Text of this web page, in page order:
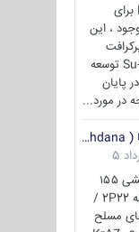
بسم ا... کروز Kh-71K برای
، این
(OAK) به طور خاص برای Su-57 توسعه
پایان
هویتزر چرخدار 2اس22 بوهدانا ( wheeled howitzer 2S22 Bohdana )
5
بسم ا... هویتزر کششی ۱۵۵
میلی‌متری Bogdana-BG گونه 2P22 /
مسلح